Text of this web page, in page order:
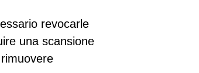
revocarle
una scansione